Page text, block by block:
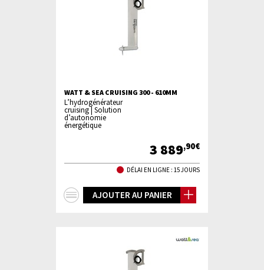
WATT & SEA CRUISING 300 - 610MM
L’hydrogénérateur
cruising | Solution
d’autonomie
énergétique
3 889,90€
DÉLAI EN LIGNE : 15 JOURS
AJOUTER AU PANIER